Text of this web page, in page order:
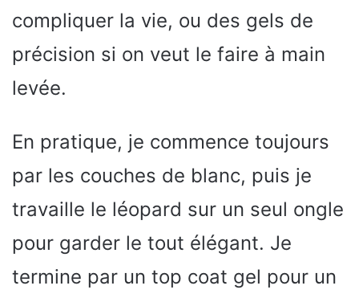
compliquer la vie, ou des gels de
précision si on veut le faire à main
levée.
En pratique, je commence toujours
par les couches de blanc, puis je
travaille le léopard sur un seul ongle
pour garder le tout élégant. Je
termine par un top coat gel pour un